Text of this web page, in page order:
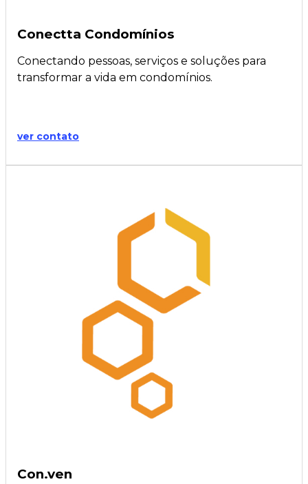
Conectta Condomínios
Conectando pessoas, serviços e soluções para
transformar a vida em condomínios.
ver contato
Con.ven